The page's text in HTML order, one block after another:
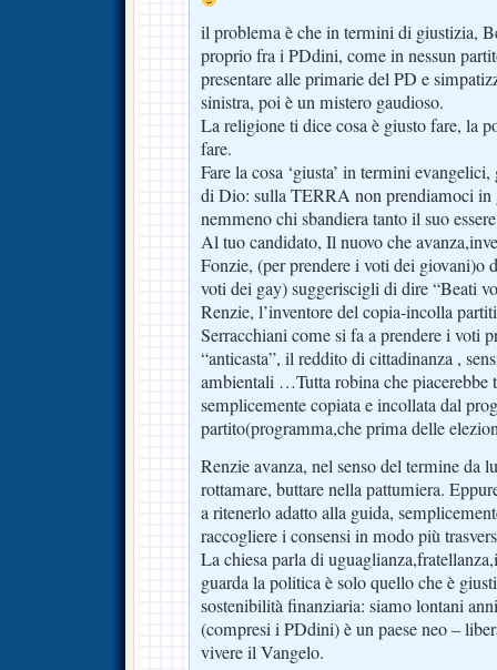
il problema è che in termini di giustizia,
proprio fra i PDdini, come in nessun
presentare alle primarie del PD e
sinistra, poi è un mistero gaudioso.
La religione ti dice cosa è giusto fare, la
fare.
Fare la cosa ‘giusta’ in termini
di Dio: sulla TERRA non prendiamoci in
nemmeno chi sbandiera tanto il suo
Al tuo candidato, Il nuovo che
Fonzie, (per prendere i voti dei giovani)o
voti dei gay) suggeriscigli di dire “Beati
Renzie, l’inventore del copia-incolla
Serracchiani come si fa a prendere i voti
“anticasta”, il reddito di cittadinanza ,
ambientali …Tutta robina che piacerebbe
semplicemente copiata e incollata dal
partito(programma,che prima delle
Renzie avanza, nel senso del termine da
rottamare, buttare nella pattumiera.
a ritenerlo adatto alla guida,
raccogliere i consensi in modo più
La chiesa parla di
guarda la politica è solo quello che è
sostenibilità finanziaria: siamo lontani
(compresi i PDdini) è un paese neo –
vivere il Vangelo.